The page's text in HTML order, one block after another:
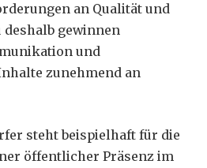
an Qualität und
deshalb gewinnen
und
zunehmend an
steht beispielhaft für die
öffentlicher Präsenz im